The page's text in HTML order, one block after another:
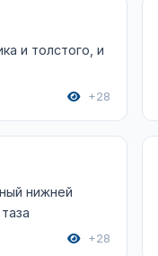
и толстого, и
+28
нижней
+28